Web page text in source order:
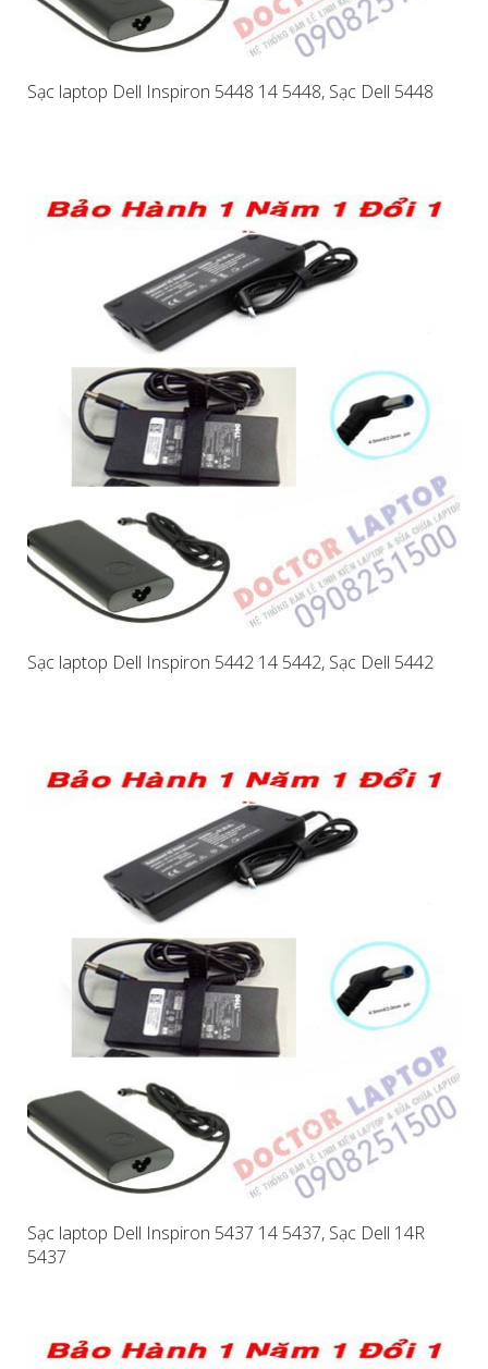
Sạc laptop Dell Inspiron 5448 14 5448, Sạc Dell 5448
Sạc laptop Dell Inspiron 5442 14 5442, Sạc Dell 5442
Sạc laptop Dell Inspiron 5437 14 5437, Sạc Dell 14R
5437